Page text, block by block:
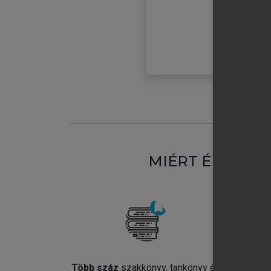
MIÉRT
Több száz szakkönyv, tankönyv és